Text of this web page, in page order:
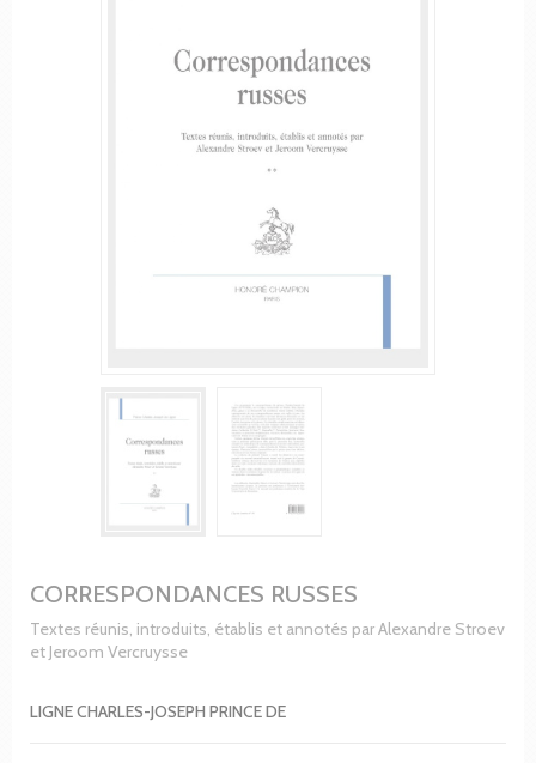
CORRESPONDANCES RUSSES
Textes réunis, introduits, établis et annotés par Alexandre Stroev
et Jeroom Vercruysse
LIGNE CHARLES-JOSEPH PRINCE DE